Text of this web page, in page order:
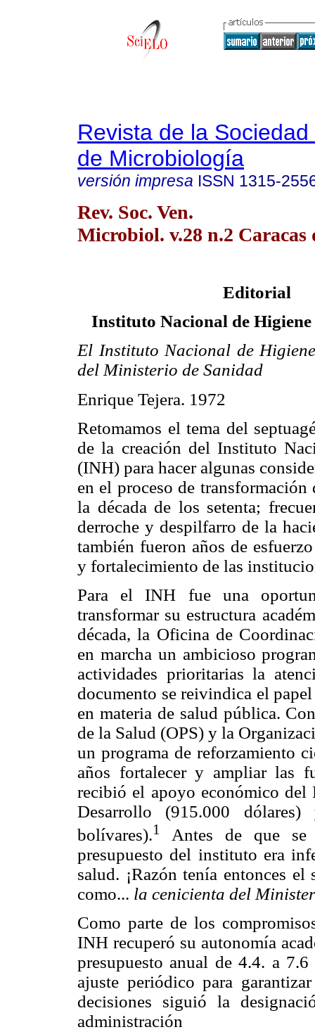
Revista de la
de Microbiología
versión impresa ISSN 1315-
Rev. Soc. Ven.
Microbiol. v.28 n.2 Caracas
Editorial
Instituto Nacional de
El Instituto Nacional de
del Ministerio de Sanidad
Enrique Tejera. 1972
Retomamos el tema del
de la creación del Instituto
(INH) para hacer algunas
en el proceso de
la década de los setenta;
derroche y despilfarro de la
también fueron años de
y fortalecimiento de las
Para el INH fue una
transformar su estructura
década, la Oficina de
en marcha un ambicioso
actividades prioritarias la
documento se reivindica el
en materia de salud pública.
de la Salud (OPS) y la
un programa de reforzamiento
años fortalecer y ampliar las
recibió el apoyo económico del
Desarrollo (915.000
bolívares).1
Antes de que se
presupuesto del instituto era
salud. ¡Razón tenía entonces
como... la cenicienta del
Como parte de los
INH recuperó su autonomía
presupuesto anual de 4.4. a
ajuste periódico para
decisiones siguió la
administración